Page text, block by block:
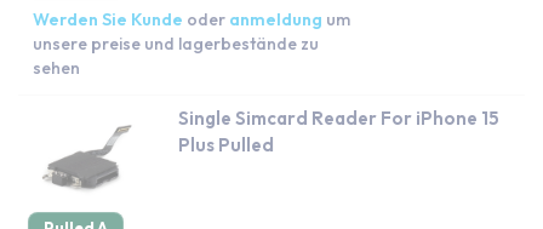
Werden Sie Kunde oder anmeldung um
unsere preise und lagerbestände zu
sehen
Single Simcard Reader For iPhone 15
Plus Pulled